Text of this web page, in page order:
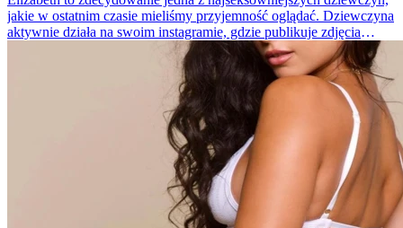
jakie w ostatnim czasie mieliśmy przyjemność oglądać. Dziewczyna
aktywnie działa na swoim instagramie, gdzie publikuje zdjęcia
efektów swoich ćwiczeń... w bardzo skąpych strojach.